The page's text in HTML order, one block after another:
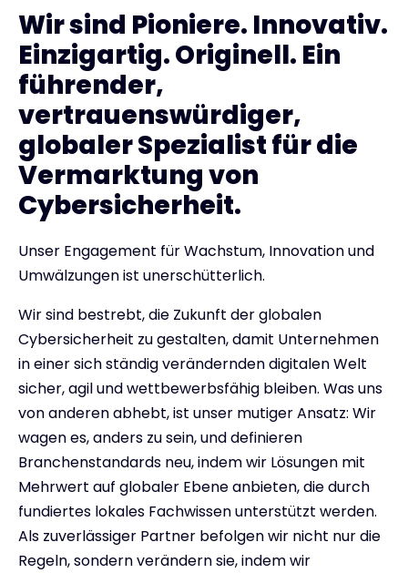
Wir sind Pioniere. Innovativ.
Einzigartig. Originell. Ein
führender,
vertrauenswürdiger,
globaler Spezialist für die
Vermarktung von
Cybersicherheit.
Unser Engagement für Wachstum, Innovation und
Umwälzungen ist unerschütterlich.
Wir sind bestrebt, die Zukunft der globalen
Cybersicherheit zu gestalten, damit Unternehmen
in einer sich ständig verändernden digitalen Welt
sicher, agil und wettbewerbsfähig bleiben. Was uns
von anderen abhebt, ist unser mutiger Ansatz: Wir
wagen es, anders zu sein, und definieren
Branchenstandards neu, indem wir Lösungen mit
Mehrwert auf globaler Ebene anbieten, die durch
fundiertes lokales Fachwissen unterstützt werden.
Als zuverlässiger Partner befolgen wir nicht nur die
Regeln, sondern verändern sie, indem wir